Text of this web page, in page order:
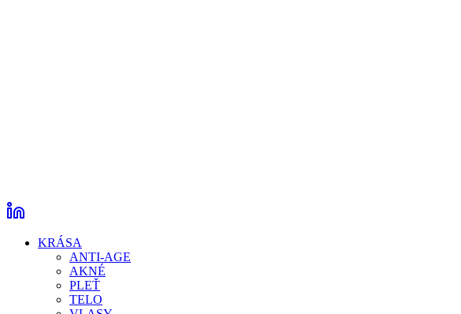
KRÁSA
ANTI-AGE
AKNÉ
PLEŤ
TELO